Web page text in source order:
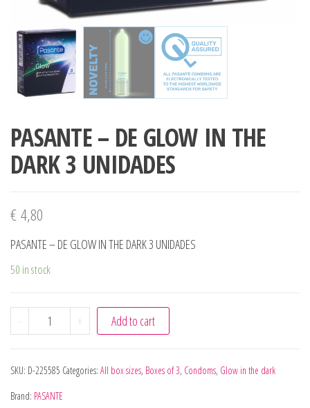
PASANTE – DE GLOW IN THE
DARK 3 UNIDADES
€4,80
PASANTE – DE GLOW IN THE DARK 3 UNIDADES
50 in stock
- PASANTE - DE GLOW IN THE DARK 3 UNIDADES quantity
+ Add to cart
SKU: D-225585 Categories: All box sizes, Boxes of 3, Condoms, Glow in the dark
Brand: PASANTE